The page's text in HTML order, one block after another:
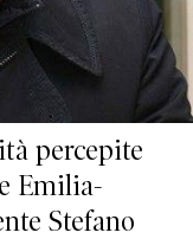
percepite
Emilia-
Stefano